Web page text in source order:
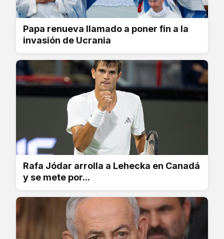
Papa renueva llamado a poner fin a la
invasión de Ucrania
Rafa Jódar arrolla a Lehecka en Canadá
y se mete por...